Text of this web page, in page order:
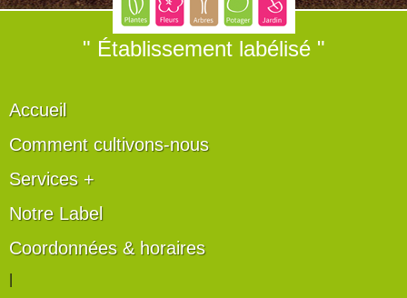
" Établissement labélisé "
Accueil
Comment cultivons-nous
Services +
Notre Label
Coordonnées & horaires